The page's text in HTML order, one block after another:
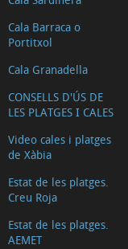
Cala Barraca o
Portitxol
Cala Granadella
CONSELLS D'ÚS DE
LES PLATGES I CALES
Video cales i platges
de Xàbia
Estat de les platges.
Creu Roja
Estat de les platges.
AEMET